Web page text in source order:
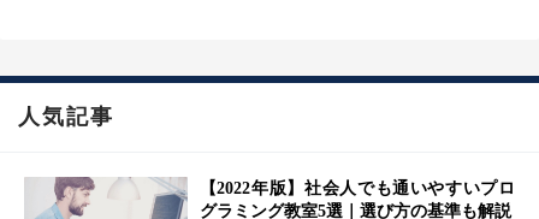
人気記事
【2022年版】社会人でも通いやすいプロ
グラミング教室5選｜選び方の基準も解説